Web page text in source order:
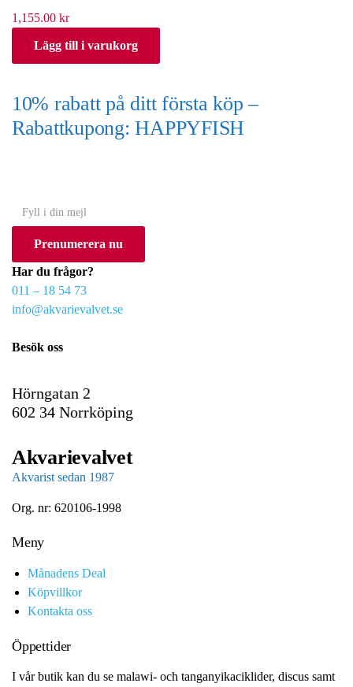
1,155.00 kr
Lägg till i varukorg
10% rabatt på ditt första köp –
Rabattkupong: HAPPYFISH
o
r
Prenumerera nu
Har du frågor?
011 – 18 54 73
info@akvarievalvet.se
Besök oss
Hörngatan 2
602 34 Norrköping
Akvarievalvet
Akvarist sedan 1987
Org. nr: 620106-1998
Meny
Månadens Deal
Köpvillkor
Kontakta oss
Öppettider
I vår butik kan du se malawi- och tanganyikaciklider, discus samt